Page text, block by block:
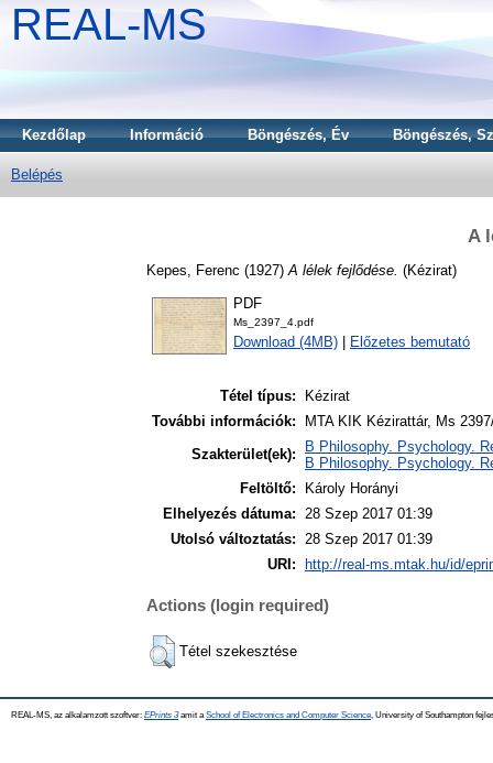
REAL-MS
Kezdőlap Információ Böngészés, Év Böngészés,
Belépés
A
Kepes, Ferenc (1927) A lélek fejlődése. (Kézirat)
PDF
Ms_2397_4.pdf
Download (4MB) Előzetes bemutató
Tétel típus:
Kézirat
További információk:
MTA KIK Kézirattár, Ms
Szakterület(ek):
B Philosophy. Psychology.
B Philosophy. Psychology.
Feltöltő:
Károly Horányi
Elhelyezés dátuma: 28 Szep 2017 01:39
Utolsó változtatás: 28 Szep 2017 01:39
URI:
http://real-ms.mtak.hu/id/
Actions (login required)
Tétel szekesztése
REAL-MS, az alkalamzott szoftver: EPrints 3amit a School of Electronics and Computer Science , University of Southampton